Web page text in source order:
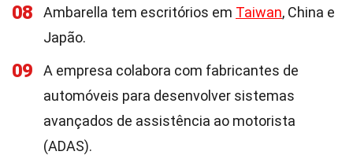
08 Ambarella tem escritórios em Taiwan, China e
Japão.
09
A empresa colabora com fabricantes de
automóveis para desenvolver sistemas
avançados de assistência ao motorista
(ADAS).